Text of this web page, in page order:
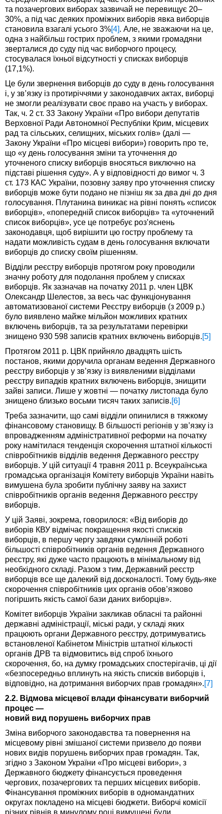
та позачергових виборах зазвичай не перевищує 20–
30%, а під час деяких проміжних виборів явка виборців
становила взагалі усього 3% [4] . Але, не зважаючи на це,
одна з найбільш гострих проблем, з якими громадяни
зверталися до суду під час виборчого процесу,
стосувалася їхньої відсутності у списках виборців
(17,1%).
Це були звернення виборців до суду в день голосування
і, у зв’язку із протиріччями у законодавчих актах, виборці
не змогли реалізувати своє право на участь у виборах.
Так, ч. 2 ст. 33 Закону України «Про вибори депутатів
Верховної Ради Автономної Республіки Крим, місцевих
рад та сільських, селищних, міських голів» (далі —
Закону України «Про місцеві вибори») говорить про те,
що «у день голосування зміни та уточнення до
уточненого списку виборців вносяться виключно на
підставі рішення суду». А у відповідності до вимог ч. 3
ст. 173 КАС України, позовну заяву про уточнення списку
виборців може бути подано не пізніш як за два дні до дня
голосування. Плутанина виникає на рівні понять «список
виборців», «попередній список виборців» та «уточнений
список виборців», усе це потребує роз’яснень
законодавця, щоб вирішити цю гостру проблему та
надати можливість судам в день голосування включати
виборців до списку своїм рішенням.
Відділи реєстру виборців протягом року проводили
значну роботу для подолання проблем у списках
виборців. Як зазначав на початку 2011 р. член ЦВК
Олександр Шелестов, за весь час функціонування
автоматизованої системи Реєстру виборців (з 2009 р.)
було виявлено майже мільйон можливих кратних
включень виборців, та за результатами перевірки
знищено 930 598 записів кратних включень виборців. [5]
Протягом 2011 р. ЦВК прийняло двадцять шість
постанов, якими доручила органам ведення Державного
реєстру виборців у зв’язку із виявленими відділами
реєстру випадків кратних включень виборців, знищити
зайві записи. Лише у жовтні — початку листопада було
знищено близько восьми тисяч таких записів. [6]
Треба зазначити, що самі відділи опинилися в тяжкому
фінансовому становищу. В більшості регіонів у зв’язку із
впровадженням адміністративної реформи на початку
року намітилася тенденція скорочення штатної кількості
співробітників відділів ведення Державного реєстру
виборців. У цій ситуації 4 травня 2011 р. Всеукраїнська
громадська організація Комітету виборців України навіть
вимушена була зробити публічну заяву на захист
співробітників органів ведення Державного реєстру
виборців.
У цій Заяві, зокрема, говорилося: «Від виборів до
виборів КВУ відмічає покращення якості списків
виборців, в першу чергу завдяки сумлінній роботі
більшості співробітників органів ведення Державного
реєстру, які дуже часто працюють в мінімальному від
необхідного складі. Разом з тим, Державний реєстр
виборців все ще далекий від досконалості. Тому будь-яке
скорочення співробітників цих органів обов’язково
погіршить якість самої бази даних виборців».
Комітет виборців України закликав обласні та районні
державні адміністрації, міські ради, у складі яких
працюють органи Державного реєстру, дотримуватись
встановленої Кабінетом Міністрів штатної кількості
органів ДРВ та відмовитись від спроб їхнього
скорочення, бо, на думку громадських спостерігачів, ці дії
«безпосередньо вплинуть на якість списків виборців і,
відповідно, на дотримання виборчих прав громадян». [7]
2.2. Відмова місцевої влади фінансувати виборчий
процес —
новий вид порушень виборчих прав
Зміна виборчого законодавства та повернення на
місцевому рівні змішаної системи призвело до появи
нових видів порушень виборчих прав громадян. Так,
згідно з Законом України «Про місцеві вибори», з
Державного бюджету фінансується проведення
чергових, позачергових та перших місцевих виборів.
Фінансування проміжних виборів в одномандатних
округах покладено на місцеві бюджети. Виборчі комісії